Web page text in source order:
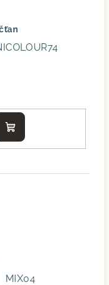
Do
košíku
MIX04